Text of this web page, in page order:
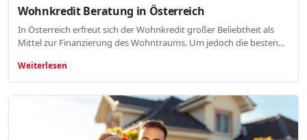
Wohnkredit Beratung in Österreich
In Österreich erfreut sich der Wohnkredit großer Beliebtheit als
Mittel zur Finanzierung des Wohntraums. Um jedoch die besten…
Weiterlesen